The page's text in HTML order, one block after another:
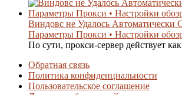
Виндовс не Удалось Автоматически
Параметры Прокси • Настройки
По сути, прокси-сервер действует
Обратная связь
Политика конфиденциальности
Пользовательское соглашение